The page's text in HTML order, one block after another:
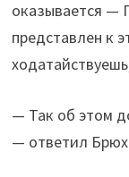
оказывается —
представлен к
— Так об этом
— ответил